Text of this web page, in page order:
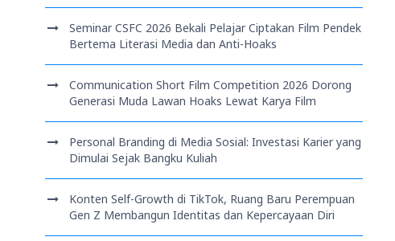
Seminar CSFC 2026 Bekali Pelajar Ciptakan Film Pendek
Bertema Literasi Media dan Anti-Hoaks
Communication Short Film Competition 2026 Dorong
Generasi Muda Lawan Hoaks Lewat Karya Film
Personal Branding di Media Sosial: Investasi Karier yang
Dimulai Sejak Bangku Kuliah
Konten Self-Growth di TikTok, Ruang Baru Perempuan
Gen Z Membangun Identitas dan Kepercayaan Diri